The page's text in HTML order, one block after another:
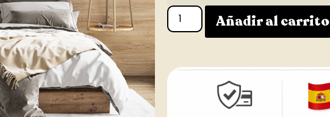
Añadir al carrito